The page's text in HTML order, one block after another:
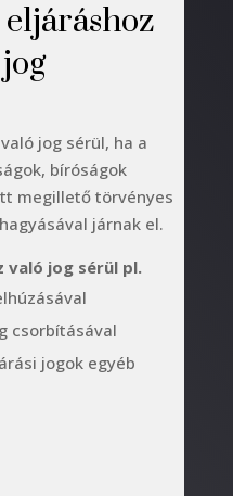
eljáráshoz
jog sérül, ha a
bíróságok
megillető törvényes
járnak el.
való jog sérül pl.
csorbításával
jogok egyéb